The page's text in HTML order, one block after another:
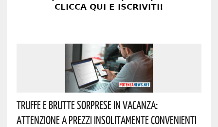
Truffe E Brutte Sorprese In Vacanza:
Attenzione A Prezzi Insolitamente Convenienti